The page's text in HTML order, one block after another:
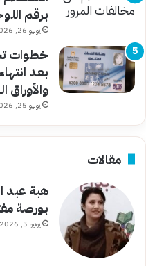
برقم
يوليو 26, 2026
خطوات
بعد
والأوراق
يوليو 25, 2026
مقالات
هبة عبد
بورصة
يونيو 5, 2026